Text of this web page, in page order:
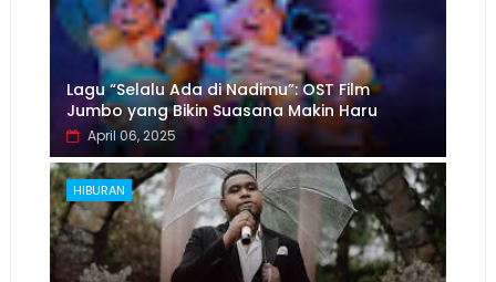
Lagu “Selalu Ada di Nadimu”: OST Film
Jumbo yang Bikin Suasana Makin Haru
April 06, 2025
HIBURAN